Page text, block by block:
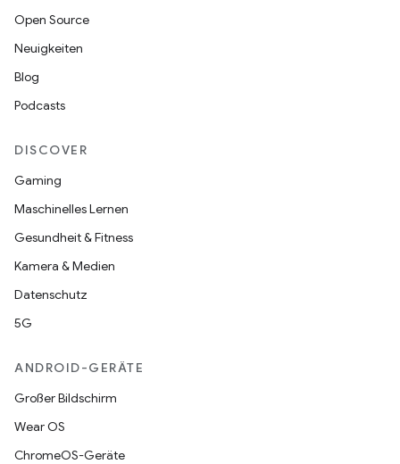
Open Source
Neuigkeiten
Blog
Podcasts
DISCOVER
Gaming
Maschinelles Lernen
Gesundheit & Fitness
Kamera & Medien
Datenschutz
5G
ANDROID-GERÄTE
Großer Bildschirm
Wear OS
ChromeOS-Geräte